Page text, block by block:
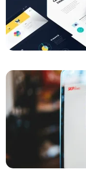
SEO Link
Yaratıcı Web
Etkileyici Marka
Responsive Web
Kahve Dükkanı Logo
Özgün Bir Kimlik
SEO Uyumlu Web
Responsive Web